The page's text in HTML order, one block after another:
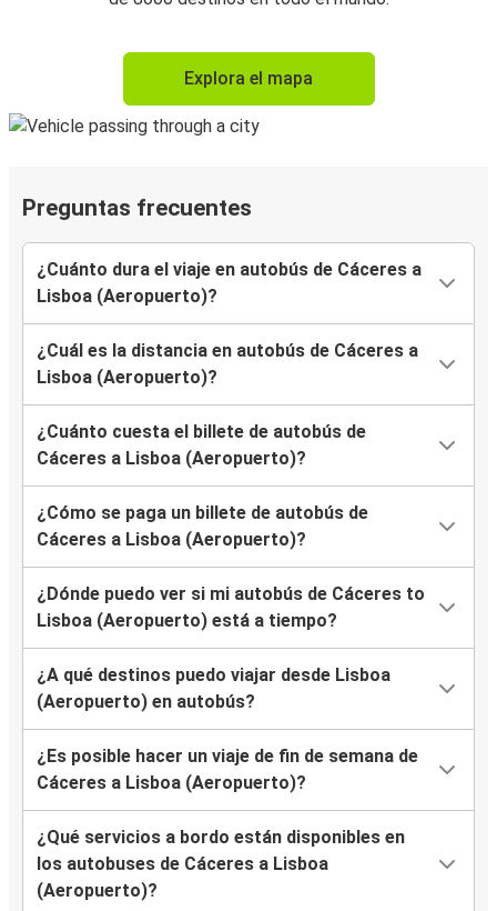
Explora el mapa
Preguntas frecuentes
¿Cuánto dura el viaje en autobús de Cáceres a
Lisboa (Aeropuerto)?
¿Cuál es la distancia en autobús de Cáceres a
Lisboa (Aeropuerto)?
¿Cuánto cuesta el billete de autobús de
Cáceres a Lisboa (Aeropuerto)?
¿Cómo se paga un billete de autobús de
Cáceres a Lisboa (Aeropuerto)?
¿Dónde puedo ver si mi autobús de Cáceres to
Lisboa (Aeropuerto) está a tiempo?
¿A qué destinos puedo viajar desde Lisboa
(Aeropuerto) en autobús?
¿Es posible hacer un viaje de fin de semana de
Cáceres a Lisboa (Aeropuerto)?
¿Qué servicios a bordo están disponibles en
los autobuses de Cáceres a Lisboa
(Aeropuerto)?